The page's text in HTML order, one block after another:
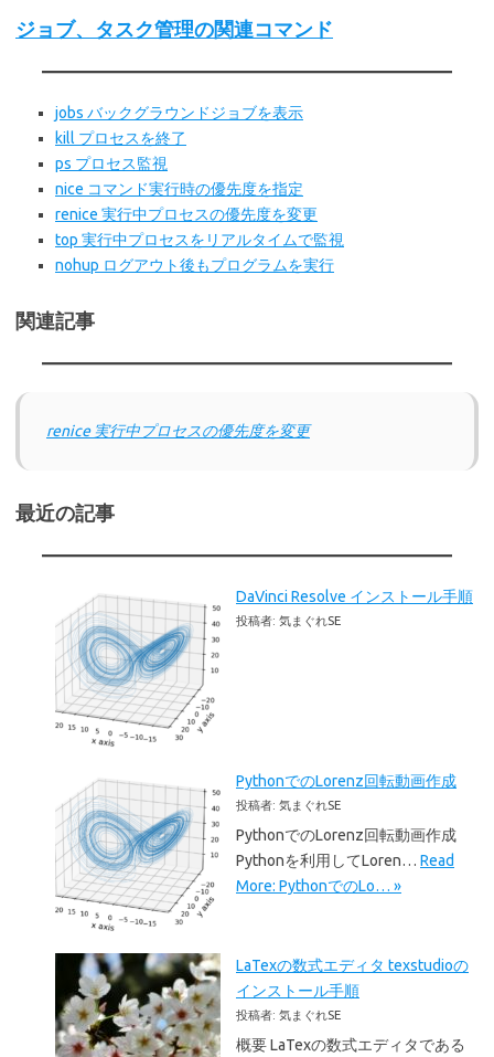
ジョブ、タスク管理の関連コマンド
jobs バックグラウンドジョブを表示
kill プロセスを終了
ps プロセス監視
nice コマンド実行時の優先度を指定
renice 実行中プロセスの優先度を変更
top 実行中プロセスをリアルタイムで監視
nohup ログアウト後もプログラムを実行
関連記事
renice 実行中プロセスの優先度を変更
最近の記事
DaVinci Resolve インストール手順
投稿者: 気まぐれSE
PythonでのLorenz回転動画作成
投稿者: 気まぐれSE
PythonでのLorenz回転動画作成
Pythonを利用してLoren… Read
More: PythonでのLo… »
LaTexの数式エディタ texstudioの
インストール手順
投稿者: 気まぐれSE
概要 LaTexの数式エディタである